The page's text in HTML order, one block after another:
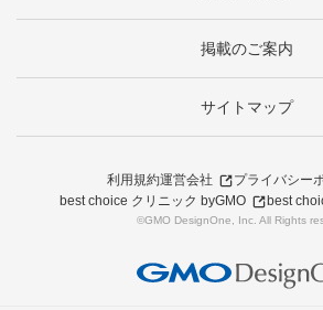
掲載のご案内
サイトマップ
利用規約運営会社
プライバシー
best choice クリニック byGMO
best
©GMO DesignOne, Inc. All Rights